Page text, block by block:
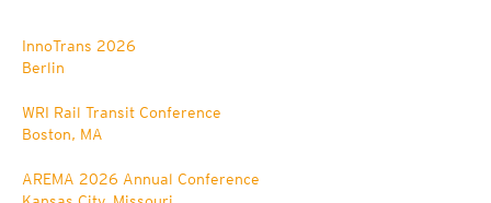
InnoTrans 2026
Berlin
WRI Rail Transit Conference
Boston, MA
AREMA 2026 Annual Conference